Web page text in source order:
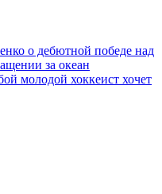
о дебютной победе над
за океан
молодой хоккеист хочет